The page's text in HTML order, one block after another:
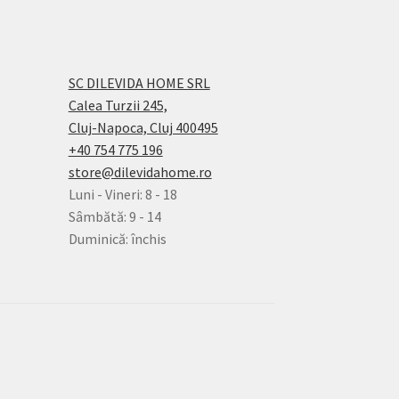
SC DILEVIDA HOME SRL
Calea Turzii 245,
Cluj-Napoca, Cluj 400495
+40 754 775 196
store@dilevidahome.ro
Luni - Vineri: 8 - 18
Sâmbătă: 9 - 14
Duminică: închis